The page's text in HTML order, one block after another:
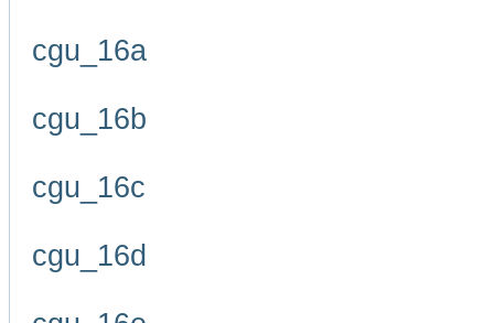
cgu_16a
cgu_16b
cgu_16c
cgu_16d